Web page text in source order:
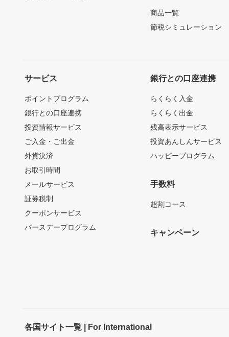
商品一覧
節税シミュレーション
サービス
ポイントプログラム
銀行との口座連携
投資情報サービス
ご入金・ご出金
外貨決済
お取引時間
メールサービス
証券税制
クーポンサービス
バースデープログラム
銀行との口座連携
らくらく入金
らくらく出金
残高表示サービス
投資あんしんサービス
ハッピープログラム
手数料
超割コース
キャンペーン
各国サイト一覧 | For International